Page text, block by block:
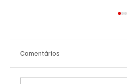
Comentários